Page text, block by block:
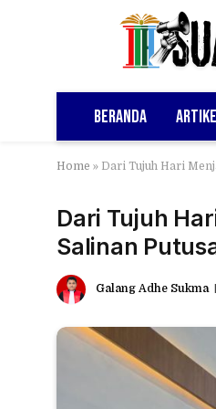
Beranda
Home » Dari Tujuh Hari
Dari Tujuh
Salinan
Galang Adhe Sukma